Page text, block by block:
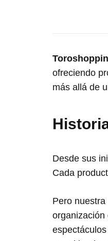
ofreciendo
más allá de
Desde sus
Cada
Pero
organización